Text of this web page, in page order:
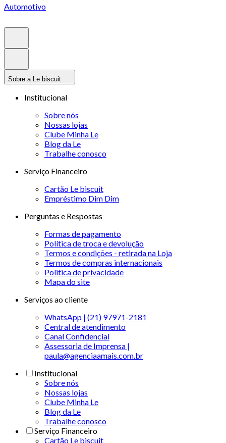
Automotivo
Sobre a Le biscuit
Institucional
Sobre nós
Nossas lojas
Clube Minha Le
Blog da Le
Trabalhe conosco
Serviço Financeiro
Cartão Le biscuit
Empréstimo Dim Dim
Perguntas e Respostas
Formas de pagamento
Política de troca e devolução
Termos e condições - retirada na Loja
Termos de compras internacionais
Politica de privacidade
Mapa do site
Serviços ao cliente
WhatsApp | (21) 97971-2181
Central de atendimento
Canal Confidencial
Assessoria de Imprensa |
paula@agenciaamais.com.br
Institucional
Sobre nós
Nossas lojas
Clube Minha Le
Blog da Le
Trabalhe conosco
Serviço Financeiro
Cartão Le biscuit